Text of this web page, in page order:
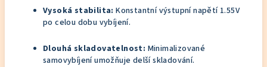
Vysoká stabilita: Konstantní výstupní napětí 1.55V
po celou dobu vybíjení.
Dlouhá skladovatelnost: Minimalizované
samovybíjení umožňuje delší skladování.